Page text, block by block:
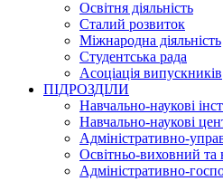
Освітня діяльність
Сталий розвиток
Міжнародна діяльність
Студентська рада
Асоціація випускників
ПІДРОЗДІЛИ
Навчально-наукові
Навчально-наукові
Адміністративно-
Освітньо-виховний та
Адміністративно-